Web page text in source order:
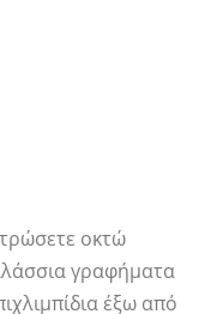
οκτώ
γραφήματα
έξω από